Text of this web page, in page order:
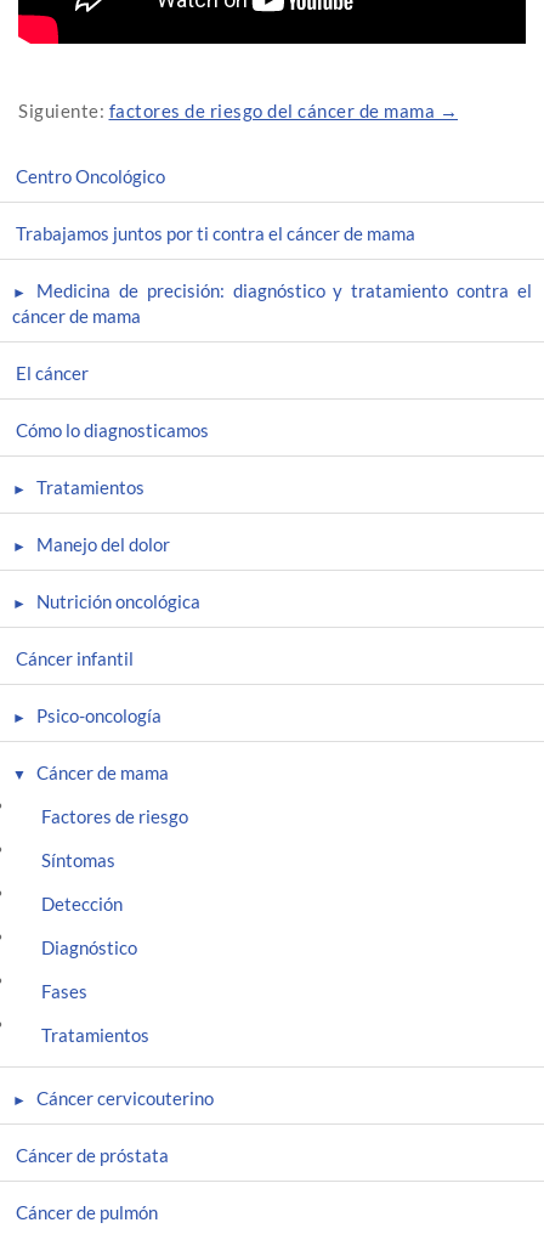
Siguiente: factores de riesgo del cáncer de mama →
Centro Oncológico
Trabajamos juntos por ti contra el cáncer de mama
Medicina de precisión: diagnóstico y tratamiento contra el
cáncer de mama
El cáncer
Cómo lo diagnosticamos
Tratamientos
Manejo del dolor
Nutrición oncológica
Cáncer infantil
Psico-oncología
Cáncer de mama
Factores de riesgo
Síntomas
Detección
Diagnóstico
Fases
Tratamientos
Cáncer cervicouterino
Cáncer de próstata
Cáncer de pulmón